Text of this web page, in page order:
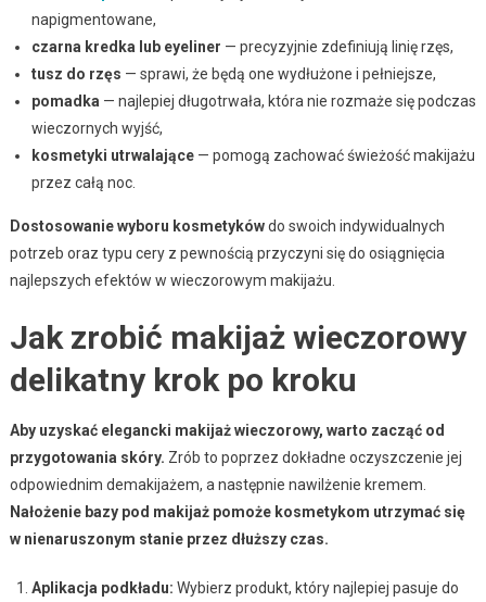
napigmentowane,
czarna kredka lub eyeliner — precyzyjnie zdefiniują linię rzęs,
tusz do rzęs — sprawi, że będą one wydłużone i pełniejsze,
pomadka — najlepiej długotrwała, która nie rozmaże się podczas
wieczornych wyjść,
kosmetyki utrwalające— pomogą zachować świeżość makijażu
przez całą noc.
Dostosowanie wyboru kosmetykówdo swoich indywidualnych
potrzeb oraz typu cery z pewnością przyczyni się do osiągnięcia
najlepszych efektów w wieczorowym makijażu.
Jak zrobić makijaż wieczorowy
delikatny krok po kroku
Aby uzyskać elegancki makijaż wieczorowy, warto zacząć od
przygotowania skóry. Zrób to poprzez dokładne oczyszczenie jej
odpowiednim demakijażem, a następnie nawilżenie kremem.
Nałożenie bazy pod makijaż pomoże kosmetykom utrzymać się
w nienaruszonym stanie przez dłuższy czas.
Aplikacja podkładu: Wybierz produkt, który najlepiej pasuje do